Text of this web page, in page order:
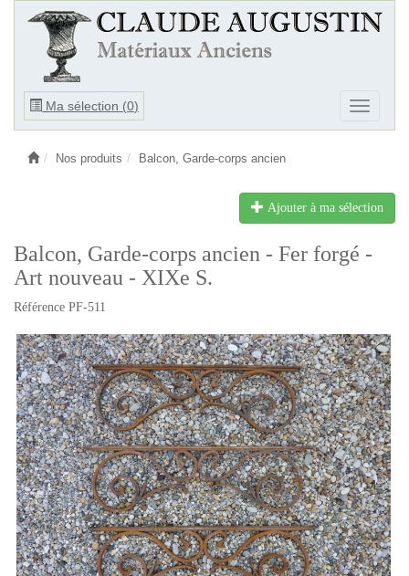
Ma sélection (0)
Ouvrir
Ouvrir
le
Nos produits Balcon, Garde-corps ancien
Ajouter à ma sélection
Balcon, Garde-corps ancien - Fer forgé -
Art nouveau - XIXe S.
Référence PF-511